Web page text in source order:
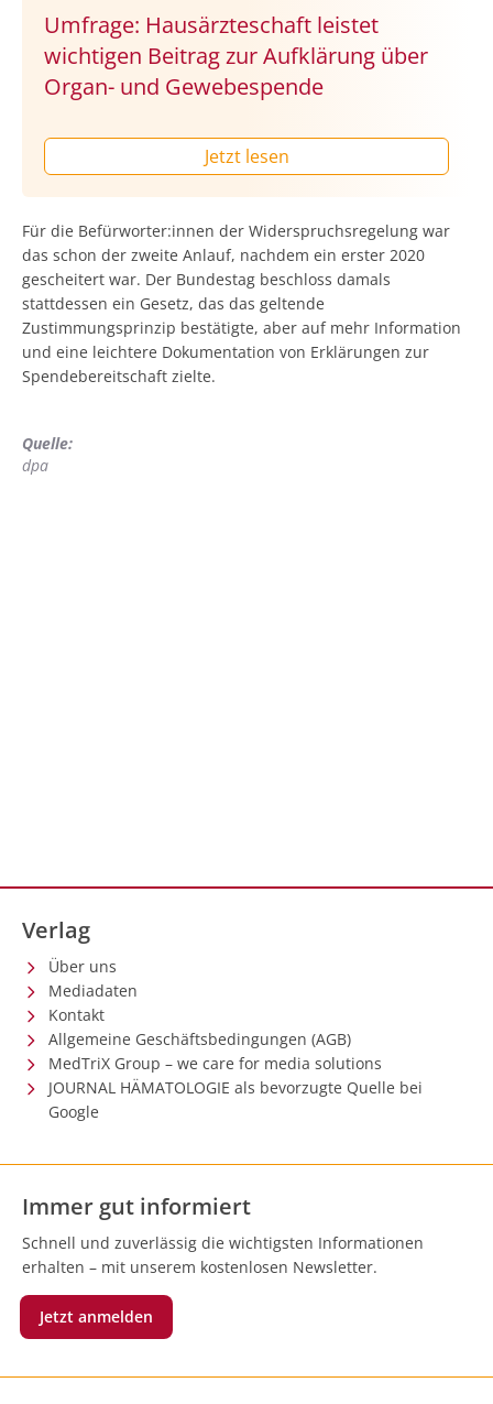
Umfrage: Hausärzteschaft leistet
wichtigen Beitrag zur Aufklärung über
Organ- und Gewebespende
Jetzt lesen
Für die Befürworter:innen der Widerspruchsregelung war
das schon der zweite Anlauf, nachdem ein erster 2020
gescheitert war. Der Bundestag beschloss damals
stattdessen ein Gesetz, das das geltende
Zustimmungsprinzip bestätigte, aber auf mehr Information
und eine leichtere Dokumentation von Erklärungen zur
Spendebereitschaft zielte.
Quelle:
dpa
Verlag
Über uns
Mediadaten
Kontakt
Allgemeine Geschäftsbedingungen (AGB)
MedTriX Group – we care for media solutions
JOURNAL HÄMATOLOGIE als bevorzugte Quelle bei
Google
Immer gut informiert
Schnell und zuverlässig die wichtigsten Informationen
erhalten – mit unserem kostenlosen Newsletter.
Jetzt anmelden